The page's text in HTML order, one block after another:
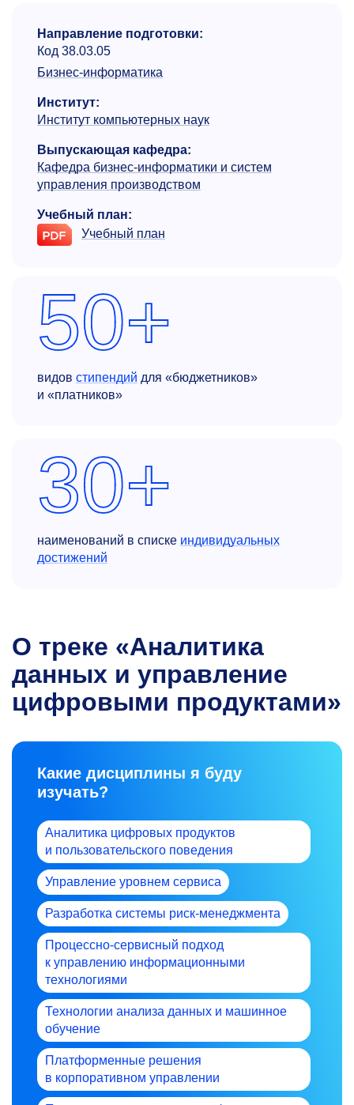
Направление подготовки:
Код 38.03.05
Бизнес-информатика
Институт:
Институт компьютерных наук
Выпускающая кафедра:
Кафедра бизнес-информатики и систем
управления производством
Учебный план:
Учебный план
50+
видов стипендий для «бюджетников»
и «платников»
30+
наименований в списке индивидуальных
достижений
О треке «Аналитика
данных и управление
цифровыми продуктами»
Какие дисциплины я буду
изучать?
Аналитика цифровых продуктов
и пользовательского поведения
Управление уровнем сервиса
Разработка системы риск-менеджмента
Процессно-сервисный подход
к управлению информационными
технологиями
Технологии анализа данных и машинное
обучение
Платформенные решения
в корпоративном управлении